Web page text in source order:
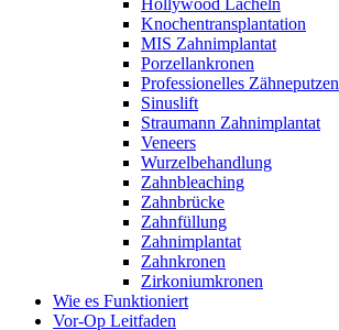
Knochentransplantation
MIS Zahnimplantat
Porzellankronen
Professionelles Zähneputzen
Sinuslift
Straumann Zahnimplantat
Veneers
Wurzelbehandlung
Zahnbleaching
Zahnbrücke
Zahnfüllung
Zahnimplantat
Zahnkronen
Zirkoniumkronen
Wie es Funktioniert
Vor-Op Leitfaden